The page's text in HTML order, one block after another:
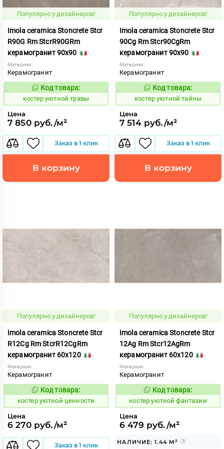
Популярно у дизайнеров!
Imola ceramica Stoncrete Stcr
R90G Rm StcrR90GRm
керамогранит 90x90
Материал:
Керамогранит
810732
Код товара:
костер уютной травы
Цена
7 850 руб./м²
Заказ в 1 клик
В корзину
Популярно у дизайнеров!
Imola ceramica Stoncrete Stcr
90Cg Rm Stcr90CgRm
керамогранит 90x90
Материал:
Керамогранит
810726
Код товара:
костер уютной тайны
Цена
7 514 руб./м²
Заказ в 1 клик
В корзину
Популярно у дизайнеров!
Imola ceramica Stoncrete Stcr
R12Cg Rm StcrR12CgRm
керамогранит 60x120
Материал:
Керамогранит
810742
Код товара:
костер уютной ценности
Цена
6 270 руб./м²
Заказ в 1 клик
Популярно у дизайнеров!
Imola ceramica Stoncrete Stcr
12Ag Rm Stcr12AgRm
керамогранит 60x120
Материал:
Керамогранит
810737
Код товара:
костер уютной фантазии
Цена
6 479 руб./м²
НАЛИЧИЕ: 1.44 М²